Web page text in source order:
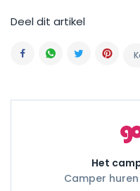
Deel dit artikel
FacebookWhatsapp
Twitter
Het
Camper